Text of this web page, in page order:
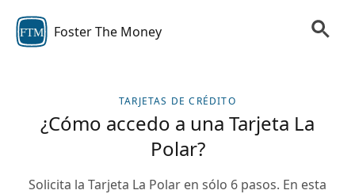
FTM Foster The Money
TARJETAS DE CRÉDITO
¿Cómo accedo a una Tarjeta La
Polar?
Solicita la Tarjeta La Polar en sólo 6 pasos. En esta